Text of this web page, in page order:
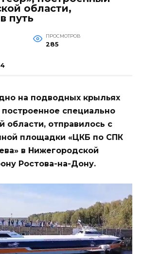
области,
путь
ПРОСМОТРОВ
285
на подводных крыльях
построенное специально
области, отправилось с
площадки «ЦКБ по СПК
в Нижегородской
Ростова-на-Дону.